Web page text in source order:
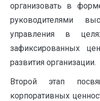
организовать в
руководителями
управления в
зафиксированных
развития организации.
Второй этап
корпоративных